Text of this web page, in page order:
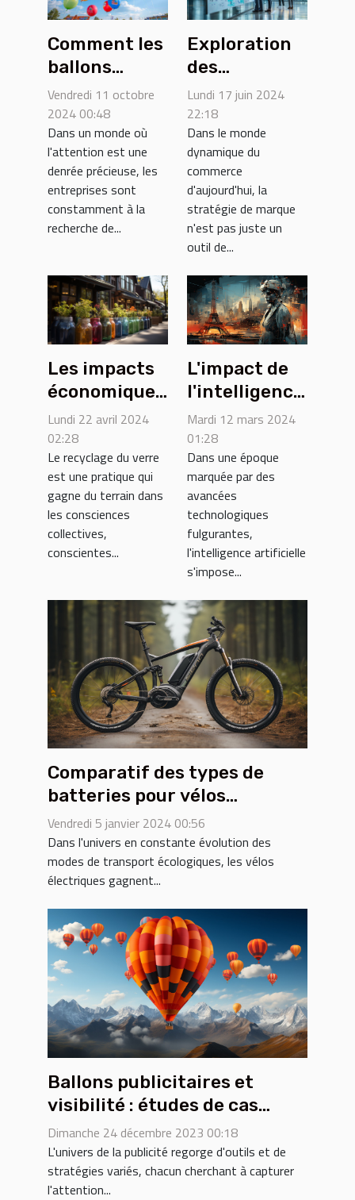
Comment les
ballons
publicitaires
hélium
boostent la
visibilité des
entreprises
Vendredi 11 octobre
2024 00:48
Dans un monde où
l'attention est une
denrée précieuse, les
entreprises sont
constamment à la
recherche de...
Exploration
des
avantages
compétitifs
de
l'intégration
de la
stratégie de
marque dans
la
planification
stratégique
d'entreprise
Lundi 17 juin 2024
22:18
Dans le monde
dynamique du
commerce
d'aujourd'hui, la
stratégie de marque
n'est pas juste un
outil de...
Les impacts
économiques
du recyclage
du verre sur
les petites
entreprises
locales
Lundi 22 avril 2024
02:28
Le recyclage du verre
est une pratique qui
gagne du terrain dans
les consciences
collectives,
conscientes...
L'impact de
l'intelligence
artificielle
sur le
marché du
travail en
France
Mardi 12 mars 2024
01:28
Dans une époque
marquée par des
avancées
technologiques
fulgurantes,
l'intelligence artificielle
s'impose...
Comparatif des types de
batteries pour vélos
électriques : avantages et
inconvénients
Vendredi 5 janvier 2024 00:56
Dans l'univers en constante évolution des
modes de transport écologiques, les vélos
électriques gagnent...
Ballons publicitaires et
visibilité : études de cas
réussies
Dimanche 24 décembre 2023 00:18
L'univers de la publicité regorge d'outils et de
stratégies variés, chacun cherchant à capturer
l'attention...